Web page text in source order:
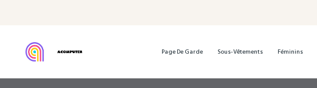
Page De Garde Sous-Vêtements Féminins